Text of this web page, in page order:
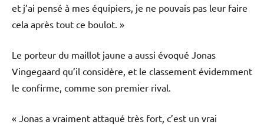
et j’ai pensé à mes équipiers, je ne pouvais pas leur faire
cela après tout ce boulot. »
Le porteur du maillot jaune a aussi évoqué Jonas
Vingegaard qu’il considère, et le classement évidemment
le confirme, comme son premier rival.
« Jonas a vraiment attaqué très fort, c’est un vrai